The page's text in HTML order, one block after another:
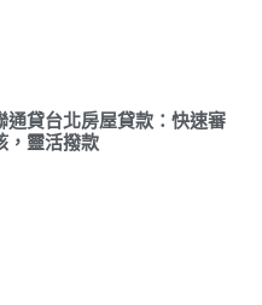
通貸台北房屋貸款：快速審
，靈活撥款